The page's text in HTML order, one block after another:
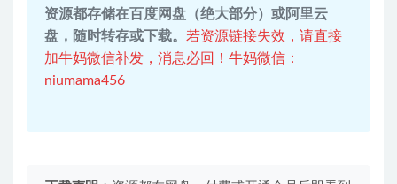
资源都存储在百度网盘（绝大部分）或阿里云
盘，随时转存或下载。 若资源链接失效，请直接
加牛妈微信补发，消息必回！牛妈微信：
niumama456